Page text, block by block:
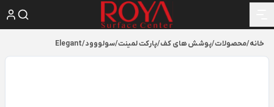
خانه/محصولات/پوشش های کف/پارکت لمینت/سولووود/
Elegant